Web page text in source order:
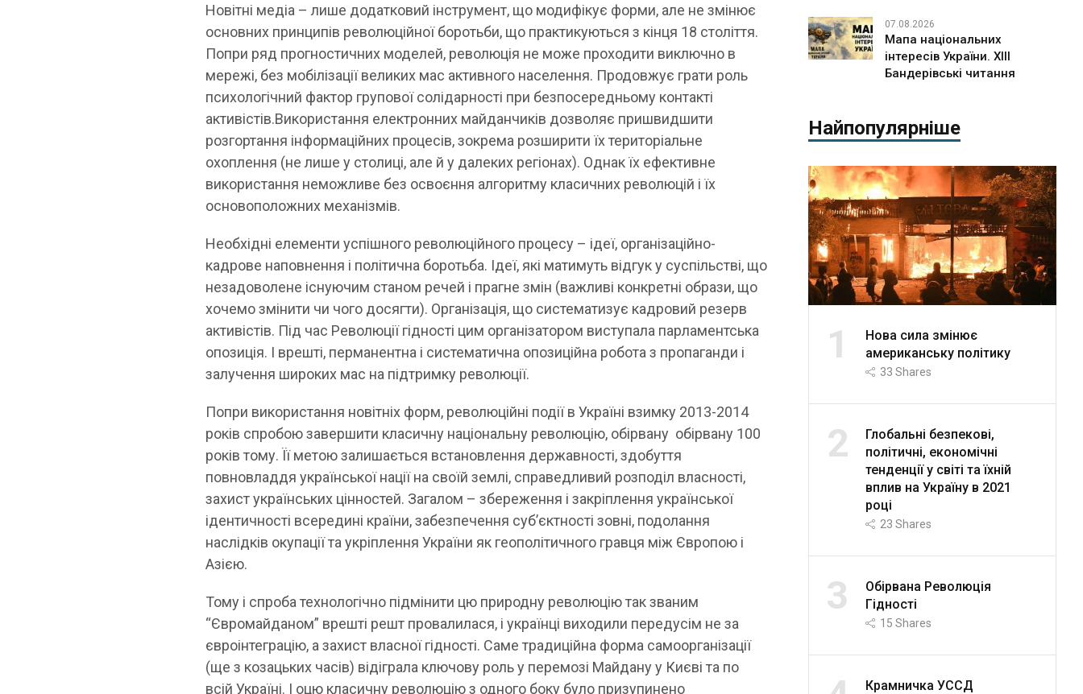
Новітні медіа – лише додатковий інструмент, що модифікує форми, але не змінює
основних принципів революційної боротьби, що практикуються з кінця 18 століття.
Попри ряд прогностичних моделей, революція не може проходити виключно в
мережі, без мобілізації великих мас активного населення. Продовжує грати роль
психологічний фактор групової солідарності при безпосередньому контакті
активістів.Використання електронних майданчиків дозволяє пришвидшити
розгортання інформаційних процесів, зокрема розширити їх територіальне
охоплення (не лише у столиці, але й у далеких регіонах). Однак їх ефективне
використання неможливе без освоєння алгоритму класичних революцій і їх
основоположних механізмів.
Необхідні елементи успішного революційного процесу – ідеї, організаційно-
кадрове наповнення і політична боротьба. Ідеї, які матимуть відгук у суспільстві, що
незадоволене існуючим станом речей і прагне змін (важливі конкретні образи, що
хочемо змінити чи чого досягти). Організація, що систематизує кадровий резерв
активістів. Під час Революції гідності цим організатором виступала парламентська
опозиція. І врешті, перманентна і систематична опозиційна робота з пропаганди і
залучення широких мас на підтримку революції.
Попри використання новітніх форм, революційні події в Україні взимку 2013-2014
років спробою завершити класичну національну революцію, обірвану обірвану 100
років тому. Її метою залишається встановлення державності, здобуття
повновладдя української нації на своїй землі, справедливий розподіл власності,
захист українських цінностей. Загалом – збереження і закріплення української
ідентичності всередині країни, забезпечення суб’єктності зовні, подолання
наслідків окупації та укріплення України як геополітичного гравця між Європою і
Азією.
Тому і спроба технологічно підмінити цю природну революцію так званим
“Євромайданом” врешті решт провалилася, і українці виходили передусім не за
євроінтеграцію, а захист власної гідності. Саме традиційна форма самоорганізації
(ще з козацьких часів) відіграла ключову роль у перемозі Майдану у Києві та по
всій Україні. І оцю класичну революцію з одного боку було призупинено
07.08.2026
Мапа національних
інтересів України. ХІІІ
Бандерівські читання
Найпопулярніше
1
Нова сила змінює
американську політику
33 Shares
2
Глобальні безпекові,
політичні, економічні
тенденції у світі та їхній
вплив на Україну в 2021
році
23 Shares
3
Обірвана Революція
Гідності
15 Shares
Крамничка УССД